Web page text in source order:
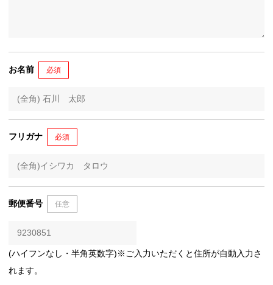
お名前 必須
フリガナ 必須
郵便番号 任意
(ハイフンなし・半角英数字)※ご入力いただくと住所が自動入力さ
れます。